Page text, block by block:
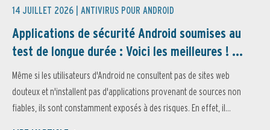
14 JUILLET 2026 | ANTIVIRUS POUR ANDROID
Applications de sécurité Android soumises au
test de longue durée : Voici les meilleures ! ...
Même si les utilisateurs d'Android ne consultent pas de sites web
douteux et n'installent pas d'applications provenant de sources non
fiables, ils sont constamment exposés à des risques. En effet, il...